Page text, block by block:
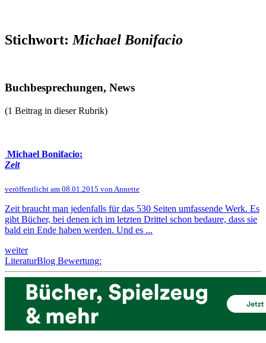
Stichwort: Michael Bonifacio
Buchbesprechungen, News
(1 Beitrag in dieser Rubrik)
Michael Bonifacio:
Zeit
veröffentlicht am 08.01.2015 von Annette
Zeit braucht man jedenfalls für das 530 Seiten umfassende Werk. Es
gibt Bücher, bei denen ich im letzten Drittel schon bedaure, dass sie
bald ein Ende haben werden. Und es ...
weiter
LiteraturBlog Bewertung: